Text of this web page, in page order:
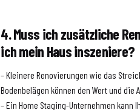
4. Muss ich zusätzliche
ich mein Haus inszeniere?
– Kleinere Renovierungen wie das
Bodenbelägen können den Wert und
– Ein Home Staging-Unternehmen kann